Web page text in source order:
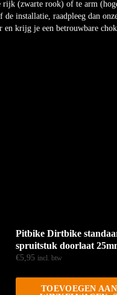
(zwarte rook) of te arm
installatie, raadpleeg dan
krijg je een betrouwbare
Pitbike Dirtbike
spruitstuk doorlaat
€5,95 incl. btw
TOEVOEGEN AAN